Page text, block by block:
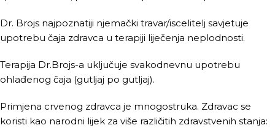
Dr. Brojs najpoznatiji njemački travar/iscelitelj savjetuje
upotrebu čaja zdravca u terapiji liječenja neplodnosti.
Terapija Dr.Brojs-a uključuje svakodnevnu upotrebu
ohlađenog čaja (gutljaj po gutljaj).
Primjena crvenog zdravca je mnogostruka. Zdravac se
koristi kao narodni lijek za više različitih zdravstvenih stanja: